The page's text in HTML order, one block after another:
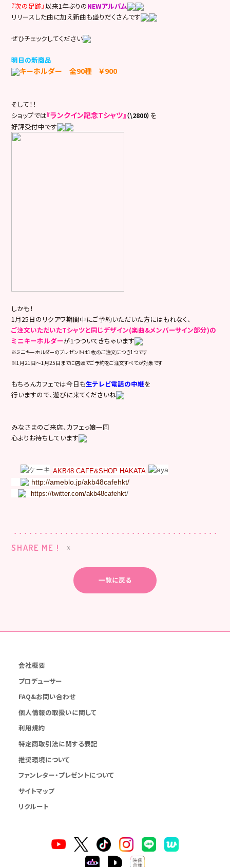
『次の足跡』以来1年ぶりのNEWアルバム
リリースした曲に加え新曲も盛りだくさんです
ぜひチェックしてください
明日の新商品
キーホルダー 全90種 ￥900
そして！！
ショップでは『ランクイン記念Tシャツ』（\2800） を
好評受付中です
しかも！
1月25日のリクアワ期間中にご予約いただいた方にはもれなく、
ご注文いただいたTシャツと同じデザイン(楽曲&メンバーサイン部分)の
ミニキーホルダーが1つついてきちゃいます
※ミニキーホルダーのプレゼントは1枚のご注文につき1つです
※1月21日～1月25日までに店頭でご予約をご注文すべてが対象です
もちろんカフェでは今日も生テレビ電話の中継を
行いますので、遊びに来てくださいね
みなさまのご来店、カフェっ娘一同
心よりお待ちしています
AKB48 CAFE&SHOP HAKATA
http://ameblo.jp/akb48cafehkt/
https://twitter.com/akb48cafehkt/
SHARE ME !
一覧に戻る
会社概要
プロデューサー
FAQ&お問い合わせ
個人情報の取扱いに関して
利用規約
特定商取引法に関する表記
推奨環境について
ファンレター・プレゼントについて
サイトマップ
リクルート